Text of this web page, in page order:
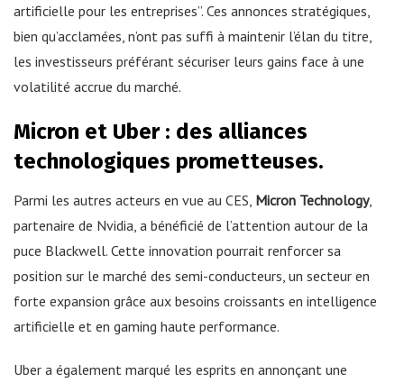
artificielle pour les entreprises”. Ces annonces stratégiques,
bien qu’acclamées, n’ont pas suffi à maintenir l’élan du titre,
les investisseurs préférant sécuriser leurs gains face à une
volatilité accrue du marché.
Micron et Uber : des alliances
technologiques prometteuses.
Parmi les autres acteurs en vue au CES, Micron Technology,
partenaire de Nvidia, a bénéficié de l’attention autour de la
puce Blackwell. Cette innovation pourrait renforcer sa
position sur le marché des semi-conducteurs, un secteur en
forte expansion grâce aux besoins croissants en intelligence
artificielle et en gaming haute performance.
Uber a également marqué les esprits en annonçant une